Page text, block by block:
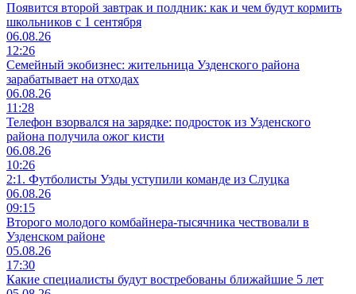
Появится второй завтрак и полдник: как и чем будут кормить
школьников с 1 сентября
06.08.26
12:26
Семейный экобизнес: жительница Узденского района
зарабатывает на отходах
06.08.26
11:28
Телефон взорвался на зарядке: подросток из Узденского
района получила ожог кисти
06.08.26
10:26
2:1. Футболисты Узды уступили команде из Слуцка
06.08.26
09:15
Второго молодого комбайнера-тысячника чествовали в
Узденском районе
05.08.26
17:30
Какие специалисты будут востребованы ближайшие 5 лет